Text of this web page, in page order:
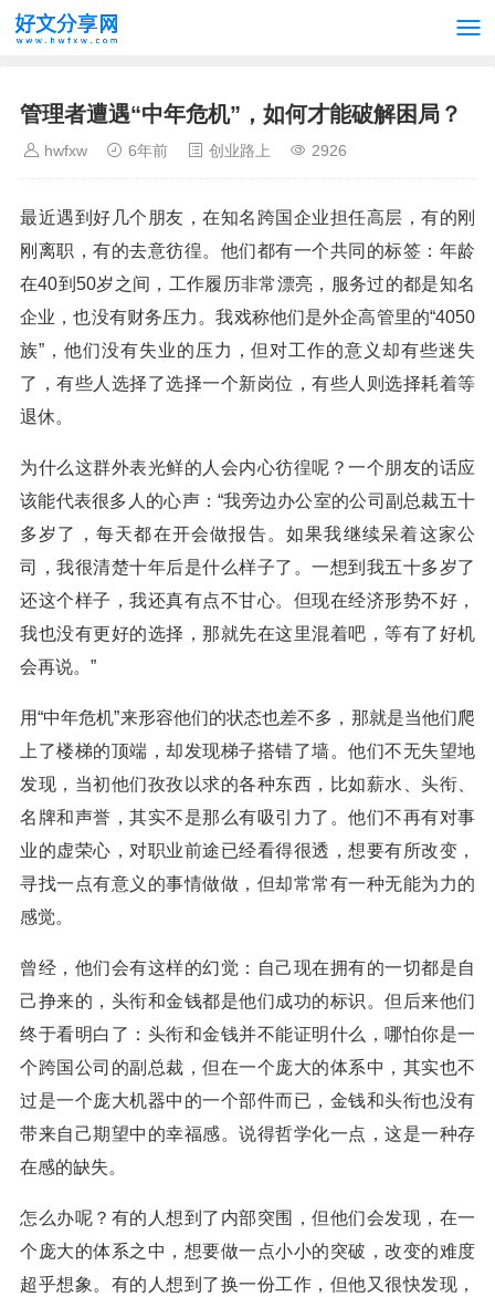
管理者遭遇“中年危机”，如何才能破解困局？
hwfxw 6年前 创业路上 2926
最近遇到好几个朋友，在知名跨国企业担任高层，有的刚
刚离职，有的去意彷徨。他们都有一个共同的标签：年龄
在40到50岁之间，工作履历非常漂亮，服务过的都是知名
企业，也没有财务压力。我戏称他们是外企高管里的“4050
族”，他们没有失业的压力，但对工作的意义却有些迷失
了，有些人选择了选择一个新岗位，有些人则选择耗着等
退休。
为什么这群外表光鲜的人会内心彷徨呢？一个朋友的话应
该能代表很多人的心声：“我旁边办公室的公司副总裁五十
多岁了，每天都在开会做报告。如果我继续呆着这家公
司，我很清楚十年后是什么样子了。一想到我五十多岁了
还这个样子，我还真有点不甘心。但现在经济形势不好，
我也没有更好的选择，那就先在这里混着吧，等有了好机
会再说。”
用“中年危机”来形容他们的状态也差不多，那就是当他们爬
上了楼梯的顶端，却发现梯子搭错了墙。他们不无失望地
发现，当初他们孜孜以求的各种东西，比如薪水、头衔、
名牌和声誉，其实不是那么有吸引力了。他们不再有对事
业的虚荣心，对职业前途已经看得很透，想要有所改变，
寻找一点有意义的事情做做，但却常常有一种无能为力的
感觉。
曾经，他们会有这样的幻觉：自己现在拥有的一切都是自
己挣来的，头衔和金钱都是他们成功的标识。但后来他们
终于看明白了：头衔和金钱并不能证明什么，哪怕你是一
个跨国公司的副总裁，但在一个庞大的体系中，其实也不
过是一个庞大机器中的一个部件而已，金钱和头衔也没有
带来自己期望中的幸福感。说得哲学化一点，这是一种存
在感的缺失。
怎么办呢？有的人想到了内部突围，但他们会发现，在一
个庞大的体系之中，想要做一点小小的突破，改变的难度
超乎想象。有的人想到了换一份工作，但他又很快发现，